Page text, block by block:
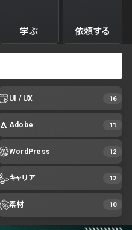
学ぶ 依頼する
UI / UX 16
Adobe 11
WordPress 12
キャリア 12
素材 10